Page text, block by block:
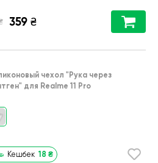
359 ₴
чехол "Рука через
для Realme 11 Pro
Кешбек 18 ₴